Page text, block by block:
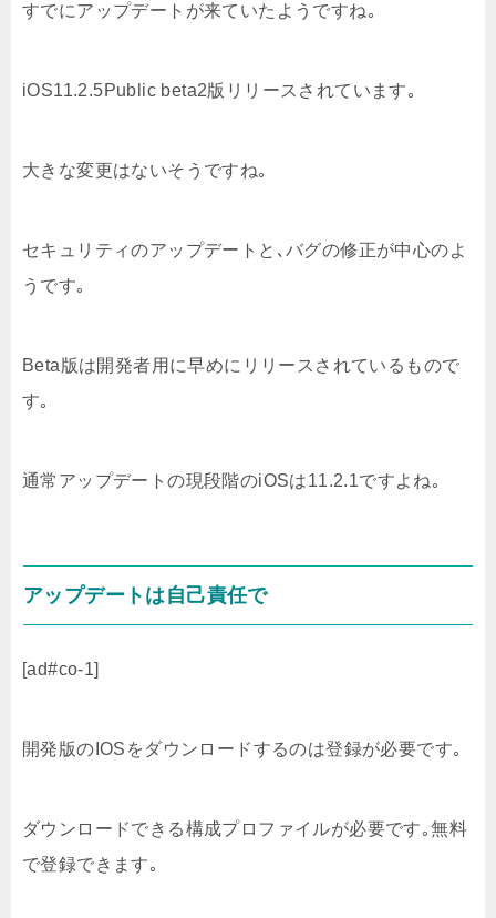
すでにアップデートが来ていたようですね｡
iOS11.2.5Public beta2版リリースされています｡
大きな変更はないそうですね｡
セキュリティのアップデートと､バグの修正が中心のよ
うです｡
Beta版は開発者用に早めにリリースされているもので
す｡
通常アップデートの現段階のiOSは11.2.1ですよね｡
アップデートは自己責任で
[ad#co-1]
開発版のIOSをダウンロードするのは登録が必要です｡
ダウンロードできる構成プロファイルが必要です｡無料
で登録できます｡